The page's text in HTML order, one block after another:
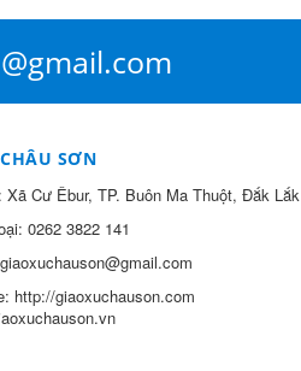
SƠN
Xã Cư Êbur, TP. Buôn Ma Thuột, Đắk Lắk
0262 3822 141
giaoxuchauson@gmail.com
http://giaoxuchauson.com